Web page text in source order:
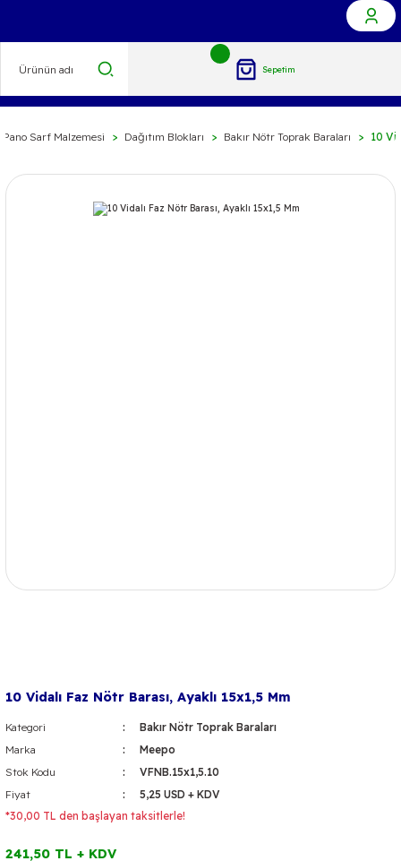
Sepetim
Pano Sarf Malzemesi Dağıtım Blokları Bakır Nötr Toprak Baraları 10
10 Vidalı Faz Nötr Barası, Ayaklı 15x1,5 Mm
Kategori
Bakır Nötr Toprak Baraları
Marka
Meepo
Stok Kodu
VFNB.15x1,5.10
Fiyat
5,25 USD + KDV
*30,00 TL den başlayan taksitlerle!
241,50 TL + KDV